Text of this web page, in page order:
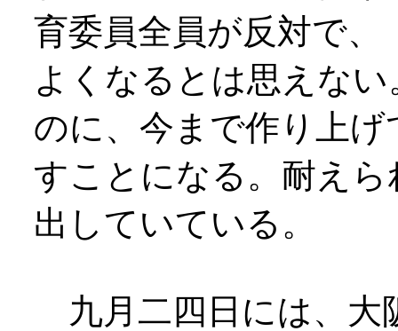
育委員全員が反対で
よくなるとは思えな
のに、今まで作り上
すことになる。耐え
出していている。
九月二四日には、大